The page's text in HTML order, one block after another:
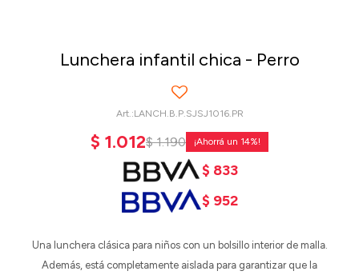
Lunchera infantil chica - Perro
LANCH.B.P.SJSJ1016.PR
$ 1.012$ 1.190 14
$ 833
$ 952
Una lunchera clásica para niños con un bolsillo interior de malla.
Además, está completamente aislada para garantizar que la